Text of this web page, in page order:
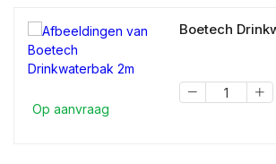
Op aanvraag
Boetech